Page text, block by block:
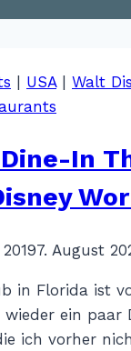
USA| Walt
In
7. August
in Florida ist
ein paar
ich vorher